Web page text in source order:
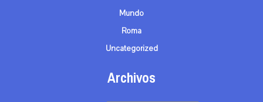
Mundo
Roma
Uncategorized
Archivos